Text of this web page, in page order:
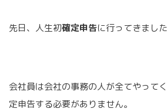
先日、人生初確定申告に行ってきまし
会社員は会社の事務の人が全てやって
定申告する必要がありません。